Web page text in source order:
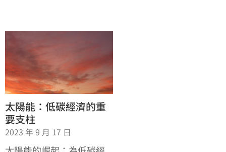
太陽能：低碳經濟的重
要支柱
2023 年 9 月 17 日